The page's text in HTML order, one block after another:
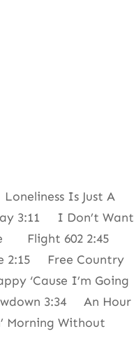
Is Just A
3:11 I Don’t Want
Flight 602 2:45
2:15 Free Country
‘Cause I’m Going
3:34 An Hour
Without